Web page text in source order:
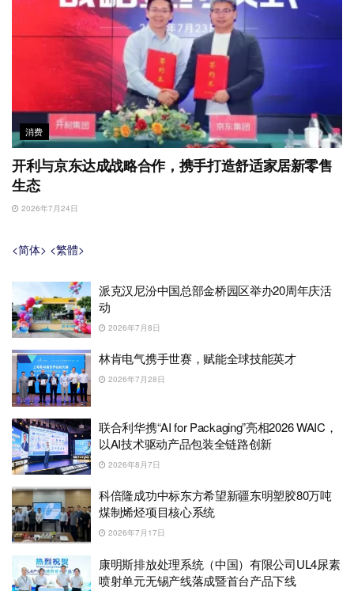
消费
开利与京东达成战略合作，携手打造舒适家居新零售
生态
2026年7月24日
<简体> <繁體>
派克汉尼汾中国总部金桥园区举办20周年庆活
动
2026年7月8日
林肯电气携手世赛，赋能全球技能英才
2026年7月28日
联合利华携“AI for Packaging”亮相2026 WAIC，
以AI技术驱动产品包装全链路创新
2026年8月7日
科倍隆成功中标东方希望新疆东明塑胶80万吨
煤制烯烃项目核心系统
2026年7月17日
康明斯排放处理系统（中国）有限公司UL4尿素
喷射单元无锡产线落成暨首台产品下线